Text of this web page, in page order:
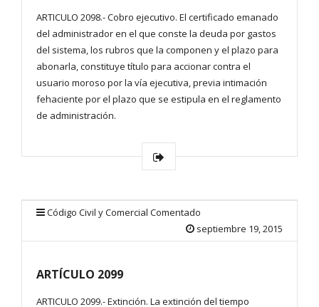
ARTICULO 2098.- Cobro ejecutivo. El certificado emanado
del administrador en el que conste la deuda por gastos
del sistema, los rubros que la componen y el plazo para
abonarla, constituye título para accionar contra el
usuario moroso por la vía ejecutiva, previa intimación
fehaciente por el plazo que se estipula en el reglamento
de administración.
Código Civil y Comercial Comentado
septiembre 19, 2015
ARTÍCULO 2099
ARTICULO 2099.- Extinción. La extinción del tiempo